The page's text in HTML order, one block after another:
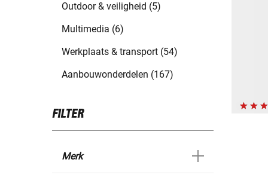
Outdoor & veiligheid (5)
Multimedia (6)
Werkplaats & transport (54)
Aanbouwonderdelen (167)
FILTER
Merk